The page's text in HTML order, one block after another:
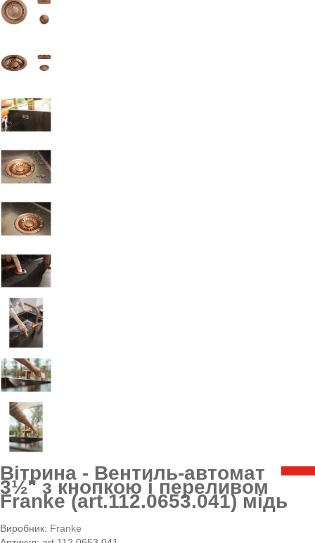
Вітрина - Вентиль-автомат
3½" з кнопкою і переливом
Franke (art.112.0653.041) мідь
Виробник: Franke